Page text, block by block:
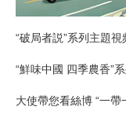
“破局者説”系列主題視
“鮮味中國 四季農香”
大使帶您看絲博 “一